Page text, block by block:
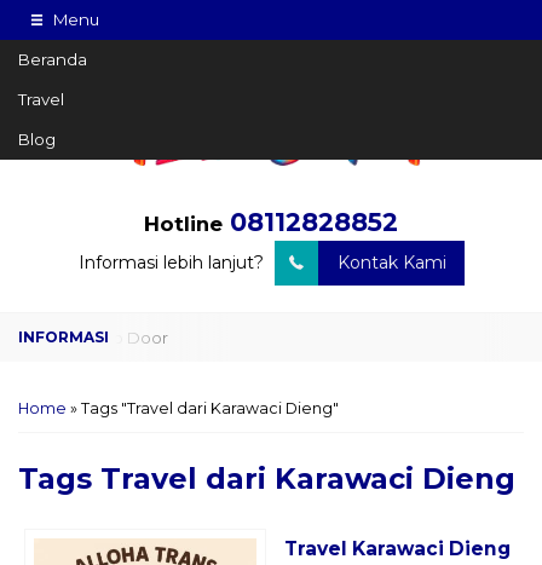
Menu
Beranda
Travel
Blog
Hotline 08112828852
Informasi lebih lanjut? Kontak Kami
Travel Door to Door
Sewa Mobil Plus Driver
Home » Tags "Travel dari Karawaci Dieng"
Tags Travel dari Karawaci Dieng
Travel Karawaci Dieng